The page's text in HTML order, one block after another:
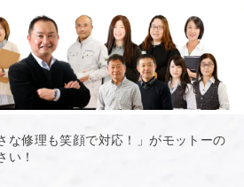
な修理も笑顔で対応！」がモットーの
い！